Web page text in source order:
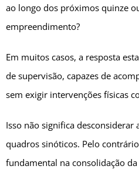
ao longo dos próximos quinze
empreendimento?
Em muitos casos, a resposta
de supervisão, capazes de
sem exigir intervenções físicas
Isso não significa
quadros sinóticos. Pelo
fundamental na consolidação